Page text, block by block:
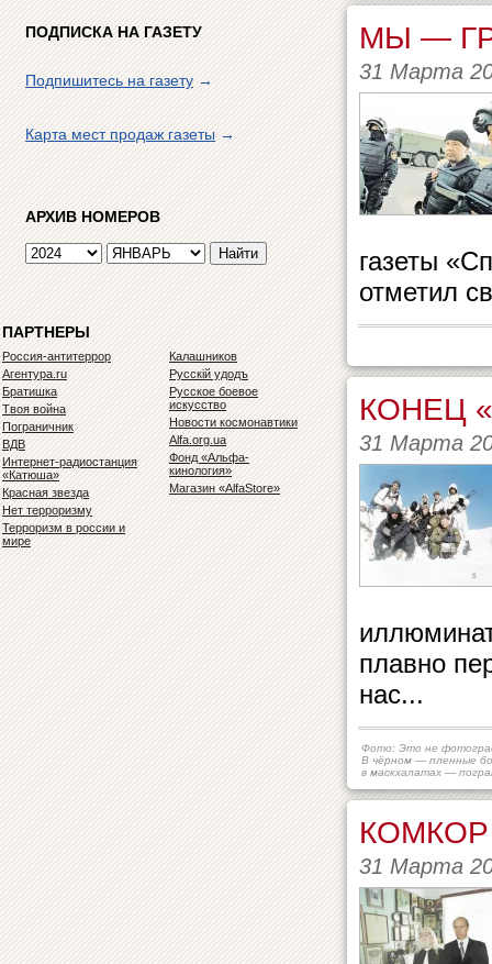
ПОДПИСКА НА ГАЗЕТУ
Подпишитесь на газету→
Карта мест продаж газеты→
АРХИВ НОМЕРОВ
ПАРТНЕРЫ
Россия-антитеррор
Агентура.ru
Братишка
Твоя война
Пограничник
ВДВ
Интернет-радиостанция
«Катюша»
Красная звезда
Нет терроризму
Терроризм в россии и
мире
Калашников
Русскiй удодъ
Русское боевое
искусство
Новости космонавтики
Alfa.org.ua
Фонд «Альфа-
кинология»
Магазин «AlfaStore»
МЫ —
31 Марта
газеты
отметил
КОНЕЦ
31 Марта
плавно
нас...
Фото: Это не
В чёрном — пленные
в маскхалатах —
КОМКОР
31 Марта